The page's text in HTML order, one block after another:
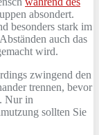
absondert.
besonders stark im
auch das
wird.
zwingend den
trennen, bevor
Nur in
sollten Sie